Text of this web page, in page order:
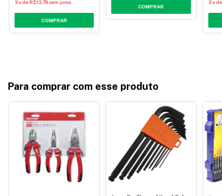
3xdeR$13,79 sem juros 3x
Para comprar com esse produto